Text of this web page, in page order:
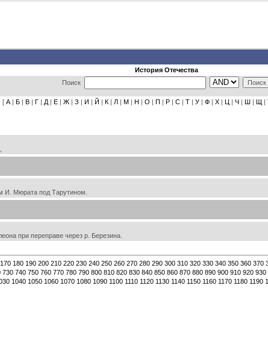
История Отечества
Поиск
[ А | Б | В | Г | Д | Е | Ж | З | И | Й | К | Л | М | Н | О | П | Р | С | Т | У | Ф | Х | Ц | Ч | Ш | Щ |
И. Мюрата под Тарутином.
при переправе через р. Березина.
170 180 190 200 210 220 230 240 250 260 270 280 290 300 310 320 330 340 350 360 370
730 740 750 760 770 780 790 800 810 820 830 840 850 860 870 880 890 900 910 920 930
1040 1050 1060 1070 1080 1090 1100 1110 1120 1130 1140 1150 1160 1170 1180 1190